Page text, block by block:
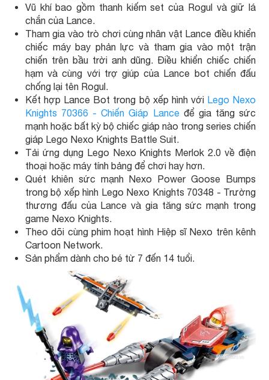
Vũ khí bao gồm thanh kiếm set của Rogul và giữ lá
chắn của Lance.
Tham gia vào trò chơi cùng nhân vật Lance điều khiển
chiếc máy bay phản lực và tham gia vào một trận
chiến trên bầu trời anh dũng. Điều khiển chiếc chiến
hạm và cùng với trợ giúp của Lance bot chiến đấu
chống lại tên Rogul.
Kết hợp Lance Bot trong bộ xếp hình với Lego Nexo
Knights 70366 - Chiến Giáp Lanceđể gia tăng sức
mạnh hoặc bất kỳ bộ chiếc giáp nào trong series chiến
giáp Lego Nexo Knights Battle Suit.
Tải ứng dụng Lego Nexo Knights Merlok 2.0 về điện
thoại hoặc máy tính bảng để chơi hay hơn.
Quét khiên sức mạnh Nexo Power Goose Bumps
trong bộ xếp hình Lego Nexo Knights 70348 - Trường
thương đấu của Lance và gia tăng sức mạnh trong
game Nexo Knights.
Theo dõi cùng phim hoạt hình Hiệp sĩ Nexo trên kênh
Cartoon Network.
Sản phẩm dành cho bé từ 7 đến 14 tuổi.